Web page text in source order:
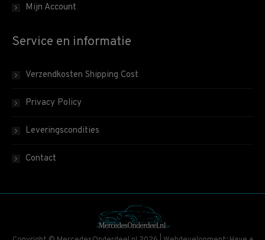
Mijn Account
Service en informatie
Verzendkosten Shipping Cost
Privacy Policy
Leveringscondities
Contact